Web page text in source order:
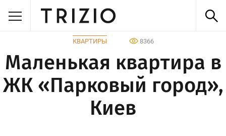
КВАРТИРЫ 8366
Маленькая квартира в
ЖК «Парковый город»,
Киев